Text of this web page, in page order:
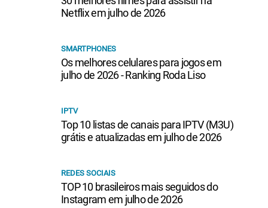
Netflix em julho de 2026
SMARTPHONES
Os melhores celulares para jogos em
julho de 2026 - Ranking Roda Liso
IPTV
Top 10 listas de canais para IPTV (M3U)
grátis e atualizadas em julho de 2026
REDES SOCIAIS
TOP 10 brasileiros mais seguidos do
Instagram em julho de 2026